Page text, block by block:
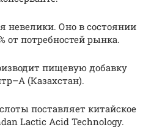
Оно в состоянии
от потребностей рынка.
пищевую добавку
(Казахстан).
поставляет китайское
Lactic Acid Technology.